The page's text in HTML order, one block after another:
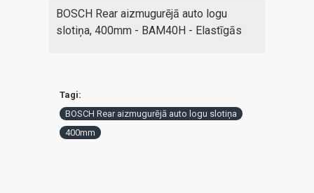
BOSCH Rear aizmugurējā auto logu
slotiņa, 400mm - BAM40H - Elastīgās
Tagi:
BOSCH Rear aizmugurējā auto logu slotiņa
400mm